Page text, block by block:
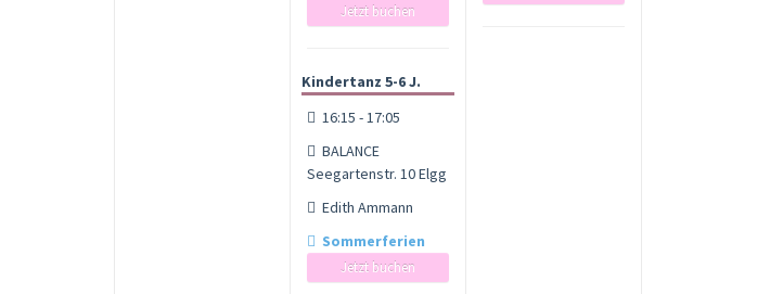
Jetzt buchen
Kindertanz 5-6 J.
16:15 - 17:05
BALANCE
Seegartenstr. 10 Elgg
Edith Ammann
Sommerferien
Jetzt buchen